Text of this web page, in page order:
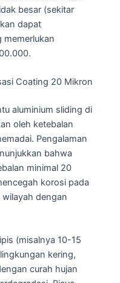
besar (sekitar
dapat
memerlukan
Coating 20 Mikron
aluminium sliding di
oleh ketebalan
Pengalaman
bahwa
minimal 20
korosi pada
dengan
(misalnya 10-15
kering,
curah hujan